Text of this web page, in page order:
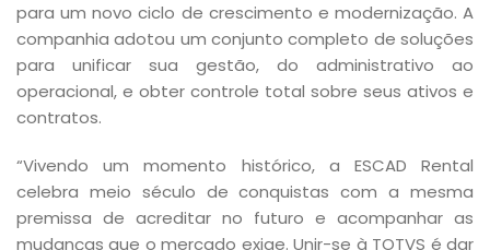
para um novo ciclo de crescimento e modernização. A
companhia adotou um conjunto completo de soluções
para unificar sua gestão, do administrativo ao
operacional, e obter controle total sobre seus ativos e
contratos.
“Vivendo um momento histórico, a ESCAD Rental
celebra meio século de conquistas com a mesma
premissa de acreditar no futuro e acompanhar as
mudanças que o mercado exige. Unir-se à TOTVS é dar